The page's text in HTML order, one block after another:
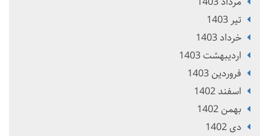
تير 1403
خرداد 1403
ارديبهشت 1403
فروردین 1403
اسفند 1402
بهمن 1402
دی 1402